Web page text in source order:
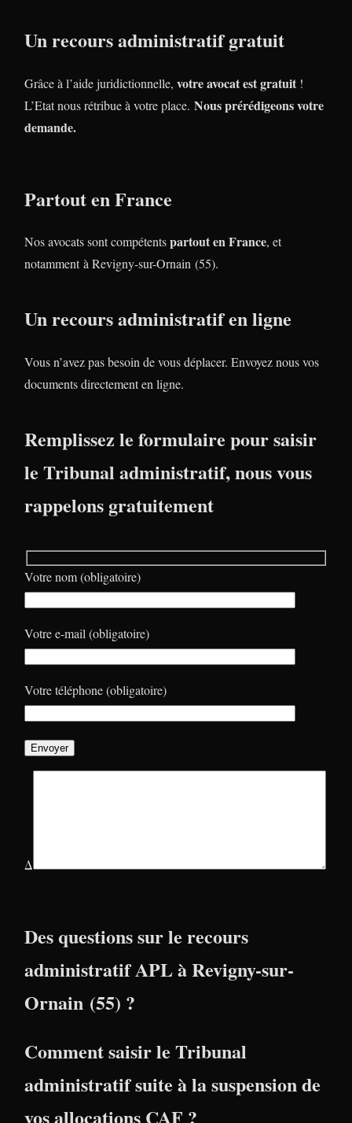
Un recours administratif gratuit
Grâce à l’aide juridictionnelle, votre avocat est gratuit !
L’Etat nous rétribue à votre place. Nous prérédigeons votre
demande.
Partout en France
Nos avocats sont compétentspartout en France, et
notamment à Revigny-sur-Ornain (55).
Un recours administratif en ligne
Vous n’avez pas besoin de vous déplacer. Envoyez nous vos
documents directement en ligne.
Remplissez le formulaire pour saisir
le Tribunal administratif, nous vous
rappelons gratuitement
Votre nom (obligatoire)
Votre e-mail (obligatoire)
Votre téléphone (obligatoire)
Δ
Des questions sur le recours
administratif APL à Revigny-sur-
Ornain (55) ?
Comment saisir le Tribunal
administratif suite à la suspension de
vos allocations CAF ?